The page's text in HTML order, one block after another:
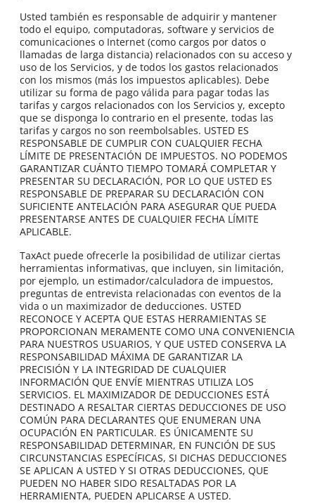
Usted también es responsable de adquirir y mantener
todo el equipo, computadoras, software y servicios de
comunicaciones o Internet (como cargos por datos o
llamadas de larga distancia) relacionados con su acceso y
uso de los Servicios, y de todos los gastos relacionados
con los mismos (más los impuestos aplicables). Debe
utilizar su forma de pago válida para pagar todas las
tarifas y cargos relacionados con los Servicios y, excepto
que se disponga lo contrario en el presente, todas las
tarifas y cargos no son reembolsables. USTED ES
RESPONSABLE DE CUMPLIR CON CUALQUIER FECHA
LÍMITE DE PRESENTACIÓN DE IMPUESTOS. NO PODEMOS
GARANTIZAR CUÁNTO TIEMPO TOMARÁ COMPLETAR Y
PRESENTAR SU DECLARACIÓN, POR LO QUE USTED ES
RESPONSABLE DE PREPARAR SU DECLARACIÓN CON
SUFICIENTE ANTELACIÓN PARA ASEGURAR QUE PUEDA
PRESENTARSE ANTES DE CUALQUIER FECHA LÍMITE
APLICABLE.
TaxAct puede ofrecerle la posibilidad de utilizar ciertas
herramientas informativas, que incluyen, sin limitación,
por ejemplo, un estimador/calculadora de impuestos,
preguntas de entrevista relacionadas con eventos de la
vida o un maximizador de deducciones. USTED
RECONOCE Y ACEPTA QUE ESTAS HERRAMIENTAS SE
PROPORCIONAN MERAMENTE COMO UNA CONVENIENCIA
PARA NUESTROS USUARIOS, Y QUE USTED CONSERVA LA
RESPONSABILIDAD MÁXIMA DE GARANTIZAR LA
PRECISIÓN Y LA INTEGRIDAD DE CUALQUIER
INFORMACIÓN QUE ENVÍE MIENTRAS UTILIZA LOS
SERVICIOS. EL MAXIMIZADOR DE DEDUCCIONES ESTÁ
DESTINADO A RESALTAR CIERTAS DEDUCCIONES DE USO
COMÚN PARA DECLARANTES QUE ENUMERAN UNA
OCUPACIÓN EN PARTICULAR. ES ÚNICAMENTE SU
RESPONSABILIDAD DETERMINAR, EN FUNCIÓN DE SUS
CIRCUNSTANCIAS ESPECÍFICAS, SI DICHAS DEDUCCIONES
SE APLICAN A USTED Y SI OTRAS DEDUCCIONES, QUE
PUEDEN NO HABER SIDO RESALTADAS POR LA
HERRAMIENTA, PUEDEN APLICARSE A USTED.